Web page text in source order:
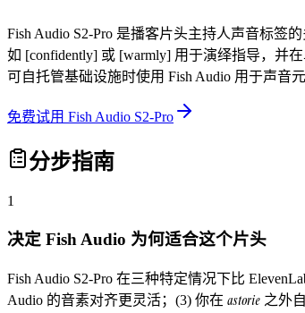
Fish Audio S2-Pro 是播客片头主持人声音标
如 [confidently] 或 [warmly] 用于演绎指导，并
可自托管基础设施时使用 Fish Audio 用于声音
免费试用 Fish Audio S2-Pro
分步指南
1
决定 Fish Audio 为何适合这个片头
Fish Audio S2-Pro 在三种特定情况下比
Audio 的音素对齐更灵活；(3) 你在 astorie 之外